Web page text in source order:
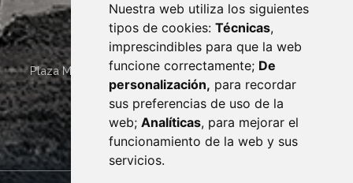
Nuestra web utiliza los siguientes
tipos de cookies: Técnicas,
imprescindibles para que la web
funcione correctamente; De
personalización, para recordar
sus preferencias de uso de la
web; Analíticas, para mejorar el
funcionamiento de la web y sus
servicios.
Plaza Mayor 4 22400 MONZÓN - ARAGÓN (ESPAÑA)
· (34) 974 400 700 ·
sac@monzon.es
monzon.es